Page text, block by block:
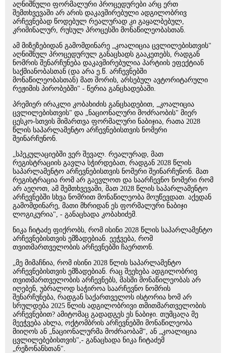
აღნიშნული ფორმალური პროცედურები არც ერთ
შემთხვევაში არ არის დაკავშირებული ადგილობრივ
არჩევნებად წოდებულ რეალურად კი გაყალბებულ,
კრიმინალურ, რუსულ პროცესში მონაწილეობასთან.
ამ მიზეზებიდან გამომდინარე „კოალიცია ცვლილებისთვის"
აღნიშნულ პროცედურულ განაცხადს გააკეთებს, რადგან
ნომრის შენარჩუნება დაკავშირებულია პარტიის ეფექტიან
საქმიანობასთან (და არა ე.წ. არჩევნებში
მონაწილეობასთან) მათ შორის, არსებულ ავტორიტარული
რეჟიმის პირობებში" - წერია განცხადებაში.
პრემიერ ირაკლი კობახიძის განცხადებით, „კოალიცია
ცვლილებისთვის" და „ნაციონალური მოძრაობის" მიერ
ცესკო-სთვის მიმართვა ფორმალური ნაბიჯია, რათა 2028
წლის საპარლამენტო არჩევნებისთვის ნომერი
შეინარჩუნონ.
„სპეკულაციებში ვერ შევალ. რეალურად, მათ
რეგისტრაციის გავლა სჭირდებათ, რადგან 2028 წლის
საპარლამენტო არჩევნებისთვის ნომერი შეინარჩუნონ. მათ
რეგისტრაცია რომ არ გაევლოთ და საარჩევნო ნომერი რომ
არ აეღოთ, ამ შემთხვევაში, მათ 2028 წლის საპარლამენტო
არჩევნებში სხვა ნომრით მონაწილეობა მოუწევდათ. აქედან
გამომდინარე, მათი მხრიდან ეს ფორმალური ნაბიჯი
ლოგიკურია", - განაცხადა კობახიძემ.
ნიკა ჩიტაძე ფიქრობს, რომ ისინი 2028 წლის საპარლამენტო
არჩევნებისთვის ემზადებიან. ეეჭვება, რომ
თვითმართველობის არჩევნებში ჩაერთონ.
„მე მიმაჩნია, რომ ისინი 2028 წლის საპარლამენტო
არჩევნებისთვის ემზადებიან. რაც შეეხება ადგილობრივ
თვითმართველობის არჩევნებს, მასში მონაწილეობას არ
იღებენ, უბრალოდ საჭიროა საარჩევნო ნომრის
შენარჩუნება, რადგან საქართველოს ისტორია ხომ არ
სრულდება 2025 წლის ადგილობრივი თმითმართველობის
არჩევნებით? ამიტომაც გადადგეს ეს ნაბიჯი. თუმცაღა მე
მეეჭვება ახლა, ოქტომბრის არჩევნებში მონაწილეობა
მიიღოს ან „ნაციონალურმა მოძრაობამ", ან „კოალიცია
ცვლილებებისთვის",- განაცხადა ნიკა ჩიტაძემ
„რეზონანსთან".